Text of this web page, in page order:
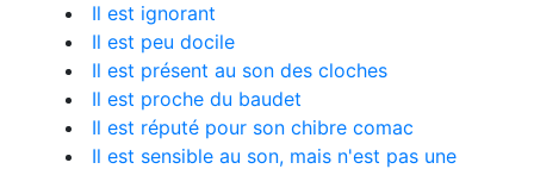
Il est ignorant
Il est peu docile
Il est présent au son des cloches
Il est proche du baudet
Il est réputé pour son chibre comac
Il est sensible au son, mais n'est pas une